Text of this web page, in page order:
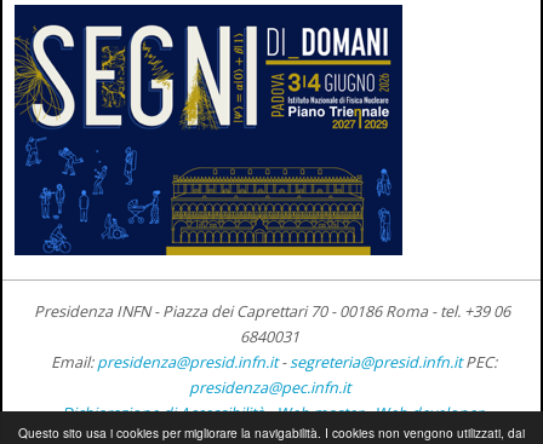
Questo sito usa i cookies per migliorare la navigabilità. I cookies non vengono utilizzati, dai
Presidenza INFN - Piazza dei Caprettari 70 - 00186 Roma -tel. +39 06
6840031
Email:presidenza@presid.infn.it-segreteria@presid.infn.it PEC:
presidenza@pec.infn.it
Dichiarazione di Accessibilità-Web master-Web developer